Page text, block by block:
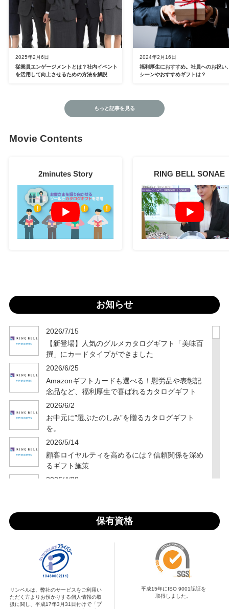
従業員エンゲージメントとは？社内イベント
を活用して向上させるための方法を解説
2025年2月6日
福利厚生におすすめ。社員へのお祝い
シーンやおすすめギフトは？
2024年2月16日
もっと記事を見る
Movie Contents
2minutes Story RING BELL SONAE
お知らせ
2026/7/15
【新登場】人気のグルメカタログギフト「美味百
撰」にカードタイプができました
2026/6/25
Amazonギフトカードも選べる！慰労品や表彰記
念品など、福利厚生で喜ばれるカタログギフト
2026/6/2
お中元に”選ぶたのしみ”を贈るカタログギフト
を。
2026/5/14
顧客ロイヤルティを高めるには？信頼関係を深め
るギフト施策
2026/4/28
ギフト選びの手間、そろそろ減らしませんか？も
2026/3/23
【注目！】1,600以上のコースからぴったりが見
つかる！デジタルギフトの進化系
2026/3/6
【年度末施策に】従業員の備えを支える防災カタ
保有資格
リンベルは、弊社のサービスをご利用い
ただく方よりお預かりする個人情報の取
扱に関し、平成17年3月31日付けで「プ
平成15年にISO 9001認証を
取得しました。